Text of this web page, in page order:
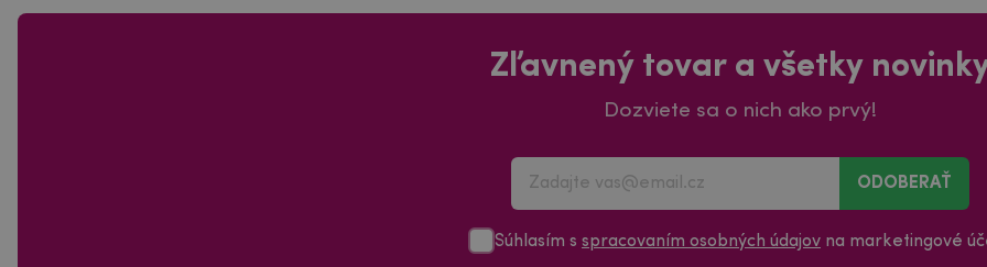
Zľavnený tovar a všetky
Dozviete sa o nich ako prvý!
ODOBERAŤ
Súhlasím s spracovaním osobných údajov na marketingové